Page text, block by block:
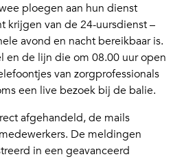
ploegen aan hun dienst
krijgen van de 24-uursdienst –
avond en nacht bereikbaar is.
en de lijn die om 08.00 uur open
van zorgprofessionals
een live bezoek bij de balie.
afgehandeld, de mails
De meldingen
in een geavanceerd